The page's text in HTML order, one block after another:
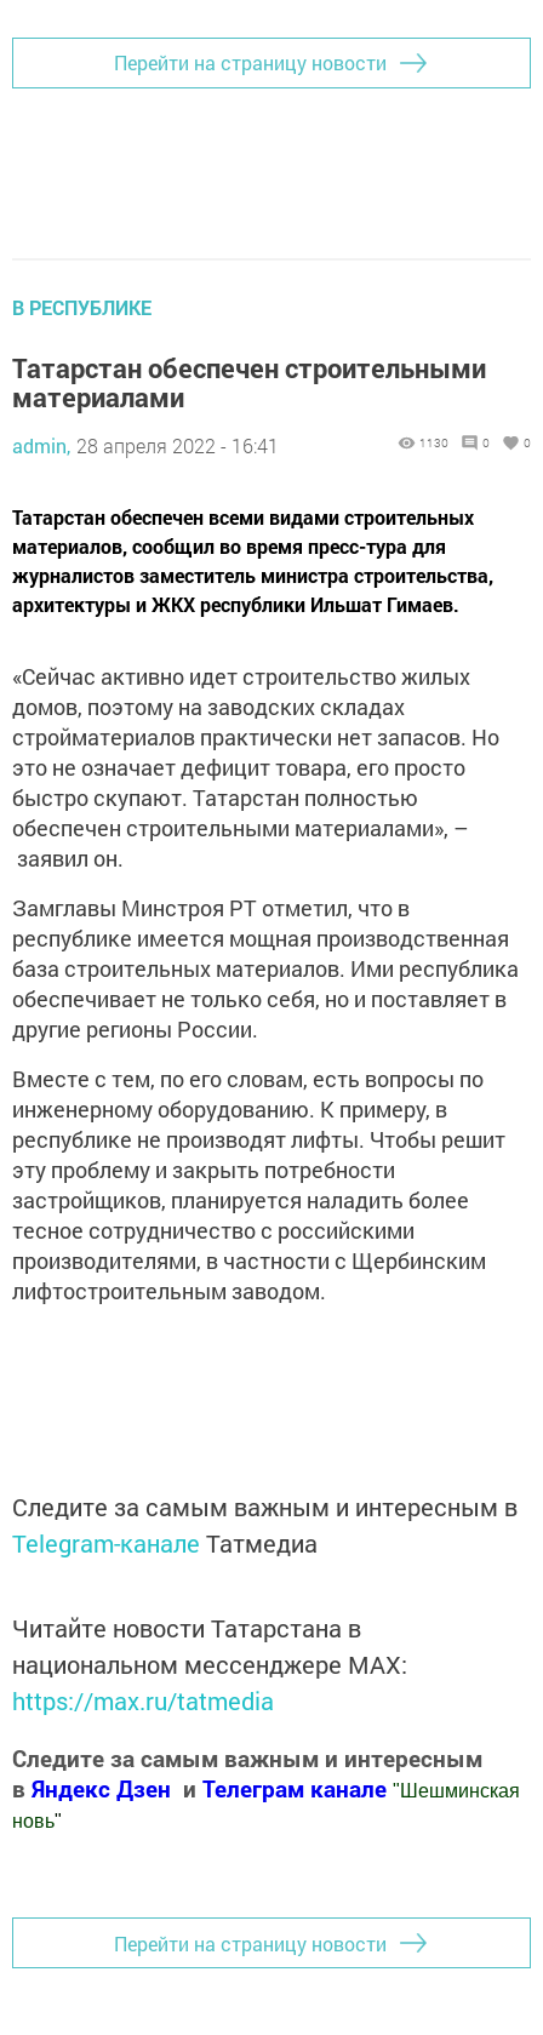
Перейти на страницу новости
В РЕСПУБЛИКЕ
Татарстан обеспечен строительными
материалами
admin, 28 апреля 2022 - 16:41 1130 0 0
Татарстан обеспечен всеми видами строительных
материалов, сообщил во время пресс-тура для
журналистов заместитель министра строительства,
архитектуры и ЖКХ республики Ильшат Гимаев.
«Сейчас активно идет строительство жилых
домов, поэтому на заводских складах
стройматериалов практически нет запасов. Но
это не означает дефицит товара, его просто
быстро скупают. Татарстан полностью
обеспечен строительными материалами», –
заявил он.
Замглавы Минстроя РТ отметил, что в
республике имеется мощная производственная
база строительных материалов. Ими республика
обеспечивает не только себя, но и поставляет в
другие регионы России.
Вместе с тем, по его словам, есть вопросы по
инженерному оборудованию. К примеру, в
республике не производят лифты. Чтобы решит
эту проблему и закрыть потребности
застройщиков, планируется наладить более
тесное сотрудничество с российскими
производителями, в частности с Щербинским
лифтостроительным заводом.
Следите за самым важным и интересным в
Telegram-канале Татмедиа
Читайте новости Татарстана в
национальном мессенджере MАХ:
https://max.ru/tatmedia
Следите за самым важным и интересным
в Яндекс Дзен и Телеграм канале " Шешминская
новь"
Перейти на страницу новости